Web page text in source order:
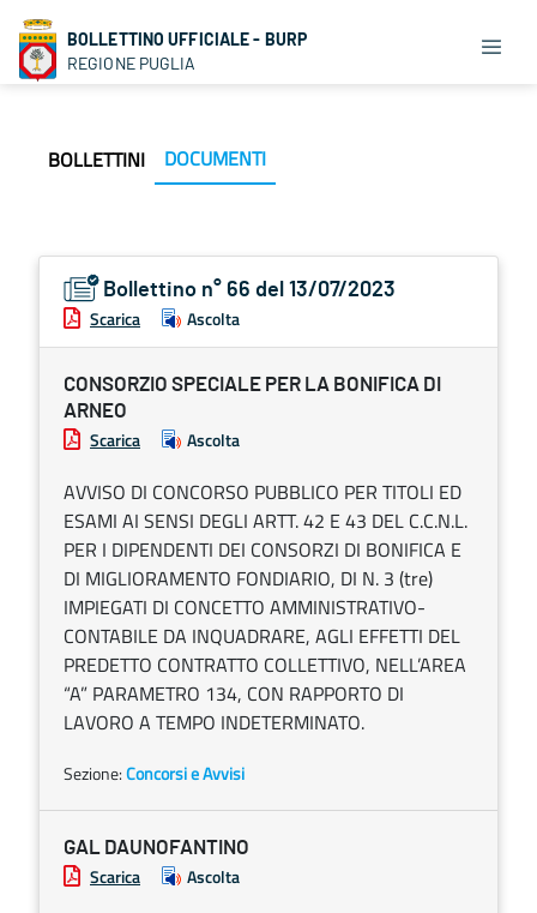
BOLLETTINO UFFICIALE - BURP
REGIONE PUGLIA
BOLLETTINI DOCUMENTI
Bollettino n° 66 del 13/07/2023
Scarica Ascolta
CONSORZIO SPECIALE PER LA BONIFICA DI
ARNEO
Scarica Ascolta
AVVISO DI CONCORSO PUBBLICO PER TITOLI ED
ESAMI AI SENSI DEGLI ARTT. 42 E 43 DEL C.C.N.L.
PER I DIPENDENTI DEI CONSORZI DI BONIFICA E
DI MIGLIORAMENTO FONDIARIO, DI N. 3 (tre)
IMPIEGATI DI CONCETTO AMMINISTRATIVO-
CONTABILE DA INQUADRARE, AGLI EFFETTI DEL
PREDETTO CONTRATTO COLLETTIVO, NELL’AREA
“A” PARAMETRO 134, CON RAPPORTO DI
LAVORO A TEMPO INDETERMINATO.
Sezione:Concorsi e Avvisi
GAL DAUNOFANTINO
Scarica Ascolta